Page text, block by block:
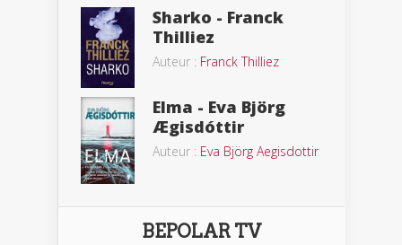
Sharko - Franck
Thilliez
Auteur : Franck Thilliez
Elma - Eva Björg
Ægisdóttir
Auteur : Eva Björg Aegisdottir
BEPOLAR TV